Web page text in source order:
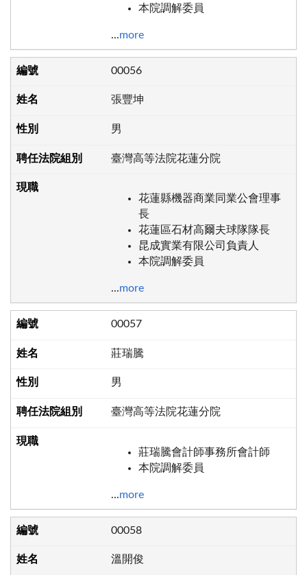
本院調解委員
...more
00056
張豐坤
男
臺灣高等法院花蓮分院
花蓮縣機器商業同業公會理事
長
花蓮區石材高爾夫球隊隊長
昆成實業有限公司負責人
本院調解委員
...more
00057
莊瑞騰
男
臺灣高等法院花蓮分院
莊瑞騰會計師事務所會計師
本院調解委員
...more
00058
溫開俊